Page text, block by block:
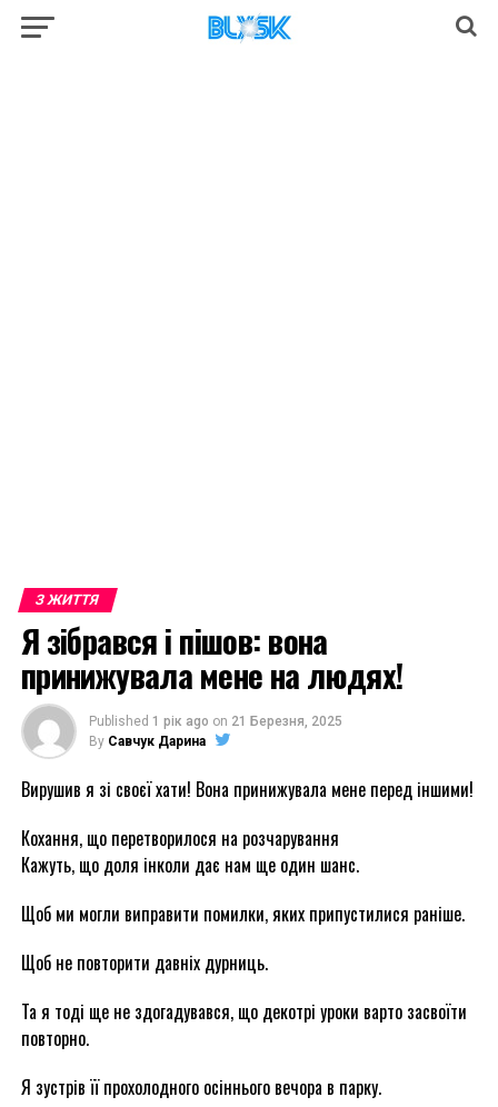
З ЖИТТЯ
Я зібрався і пішов: вона
принижувала мене на людях!
Published 1 рік ago on 21 Березня, 2025
By Савчук Дарина
Вирушив я зі своєї хати! Вона принижувала мене перед іншими!
Кохання, що перетворилося на розчарування
Кажуть, що доля інколи дає нам ще один шанс.
Щоб ми могли виправити помилки, яких припустилися раніше.
Щоб не повторити давніх дурниць.
Та я тоді ще не здогадувався, що декотрі уроки варто засвоїти
повторно.
Я зустрів її прохолодного осіннього вечора в парку.